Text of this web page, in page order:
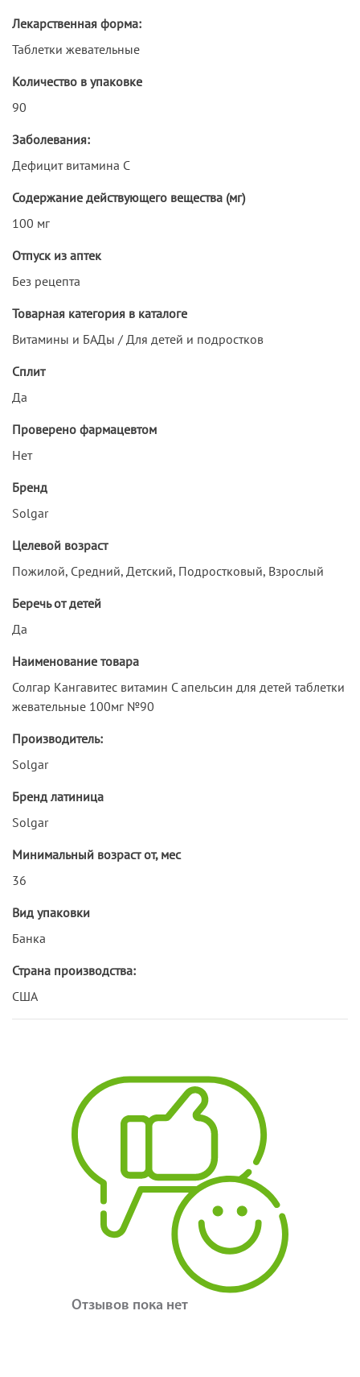
Лекарственная форма:
Таблетки жевательные
Количество в упаковке
90
Заболевания:
Дефицит витамина С
Содержание действующего вещества (мг)
100 мг
Отпуск из аптек
Без рецепта
Товарная категория в каталоге
Витамины и БАДы / Для детей и подростков
Сплит
Да
Проверено фармацевтом
Нет
Бренд
Solgar
Целевой возраст
Пожилой, Средний, Детский, Подростковый, Взрослый
Беречь от детей
Да
Наименование товара
Солгар Кангавитес витамин С апельсин для детей таблетки
жевательные 100мг №90
Производитель:
Solgar
Бренд латиница
Solgar
Минимальный возраст от, мес
36
Вид упаковки
Банка
Страна производства:
США
Отзывов пока нет